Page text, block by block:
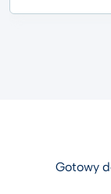
Gotowy